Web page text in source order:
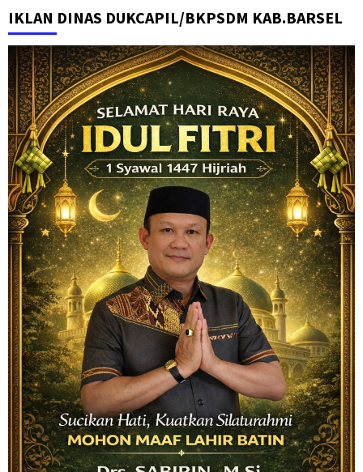
IKLAN DINAS DUKCAPIL/BKPSDM KAB.BARSEL